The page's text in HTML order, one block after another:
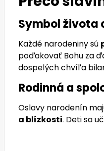
Symbol života
Každé narodeniny sú
poďakovať Bohu za
dospelých chvíľa
Rodinná a
Oslavy narodenín
a blízkosti. Deti sa